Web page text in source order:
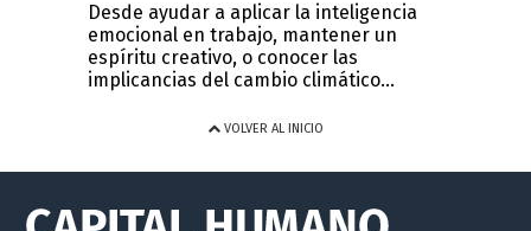
Desde ayudar a aplicar la inteligencia
emocional en trabajo, mantener un
espíritu creativo, o conocer las
implicancias del cambio climático...
VOLVER AL INICIO